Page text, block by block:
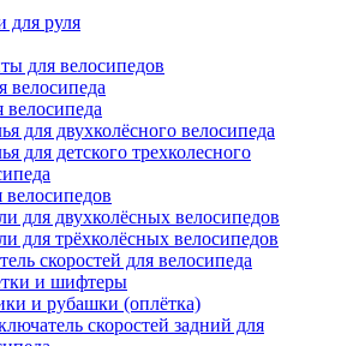
для руля
для велосипедов
велосипеда
для двухколёсного велосипеда
для детского трехколесного
для двухколёсных велосипедов
для трёхколёсных велосипедов
скоростей для велосипеда
и шифтеры
и рубашки (оплётка)
скоростей задний для